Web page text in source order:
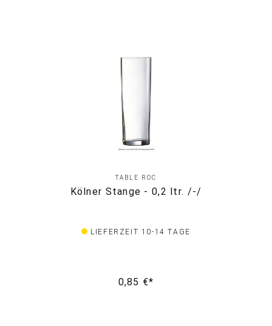
TABLE ROC
Kölner Stange - 0,2 ltr. /-/
LIEFERZEIT 10-14 TAGE
0,85 €*